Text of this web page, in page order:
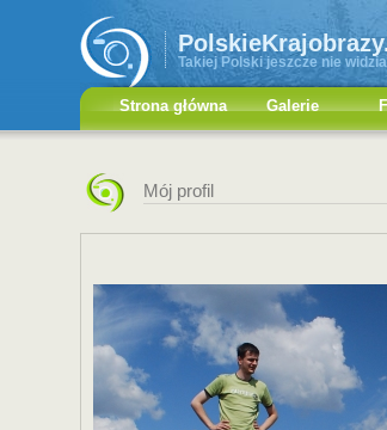
Takiej Polski jeszcze nie
Strona główna Galerie
Mój profil